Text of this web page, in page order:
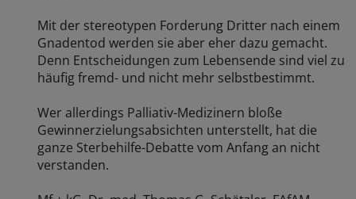
Mit der stereotypen Forderung Dritter nach einem
Gnadentod werden sie aber eher dazu gemacht.
Denn Entscheidungen zum Lebensende sind viel zu
häufig fremd- und nicht mehr selbstbestimmt.
Wer allerdings Palliativ-Medizinern bloße
Gewinnerzielungsabsichten unterstellt, hat die
ganze Sterbehilfe-Debatte vom Anfang an nicht
verstanden.